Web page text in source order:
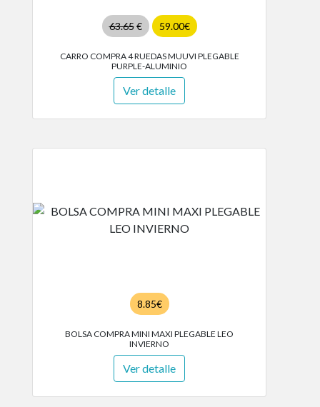
63.65€ 59.00€
CARRO COMPRA 4 RUEDAS MUUVI PLEGABLE
PURPLE-ALUMINIO
Ver detalle
8.85€
BOLSA COMPRA MINI MAXI PLEGABLE LEO
INVIERNO
Ver detalle